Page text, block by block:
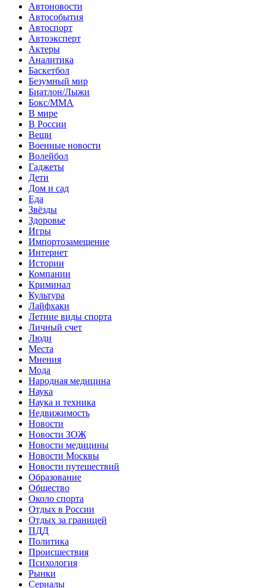
Автоновости
Автособытия
Автоспорт
Автоэксперт
Актеры
Аналитика
Баскетбол
Безумный мир
Биатлон/Лыжи
Бокс/MMA
В мире
В России
Вещи
Военные новости
Волейбол
Гаджеты
Дети
Дом и сад
Еда
Звёзды
Здоровье
Игры
Импортозамещение
Интернет
Истории
Компании
Криминал
Культура
Лайфхаки
Летние виды спорта
Личный счет
Люди
Места
Мнения
Мода
Народная медицина
Наука
Наука и техника
Недвижимость
Новости
Новости ЗОЖ
Новости медицины
Новости Москвы
Новости путешествий
Образование
Общество
Около спорта
Отдых в России
Отдых за границей
ПДД
Политика
Происшествия
Психология
Рынки
Сериалы